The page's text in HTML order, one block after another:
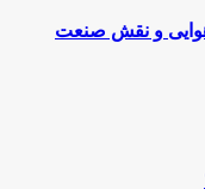
و نقش صنعت